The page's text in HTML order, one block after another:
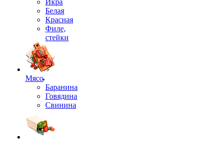
Икра
Белая
Красная
Филе,
стейки
Мясо
Баранина
Говядина
Свинина